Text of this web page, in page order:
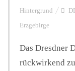
Hintergrund
Erzgebirge
Das Dresdner
rückwirkend